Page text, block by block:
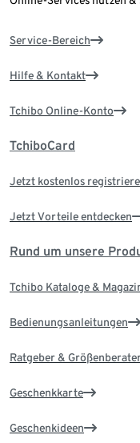
Service-Bereich
Hilfe & Kontakt
Tchibo Online-Konto
TchiboCard
Jetzt kostenlos
Jetzt Vorteile entdecken
Rund um unsere
Tchibo Kataloge &
Bedienungsanleitungen
Ratgeber &
Geschenkkarte
Geschenkideen